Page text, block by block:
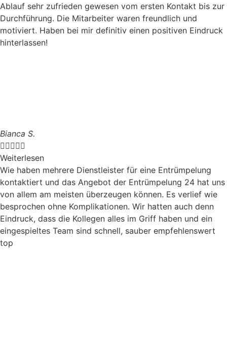
Ablauf sehr zufrieden gewesen vom ersten Kontakt bis zur
Durchführung. Die Mitarbeiter waren freundlich und
motiviert. Haben bei mir definitiv einen positiven Eindruck
hinterlassen!
Bianca S.

Weiterlesen
Wie haben mehrere Dienstleister für eine Entrümpelung
kontaktiert und das Angebot der Entrümpelung 24 hat uns
von allem am meisten überzeugen können. Es verlief wie
besprochen ohne Komplikationen. Wir hatten auch denn
Eindruck, dass die Kollegen alles im Griff haben und ein
eingespieltes Team sind schnell, sauber empfehlenswert
top